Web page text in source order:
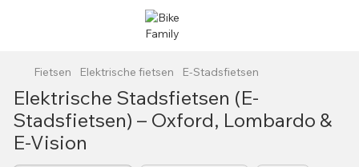
Fietsen Elektrische fietsen E-Stadsfietsen
Elektrische Stadsfietsen (E-
Stadsfietsen) – Oxford, Lombardo &
E-Vision